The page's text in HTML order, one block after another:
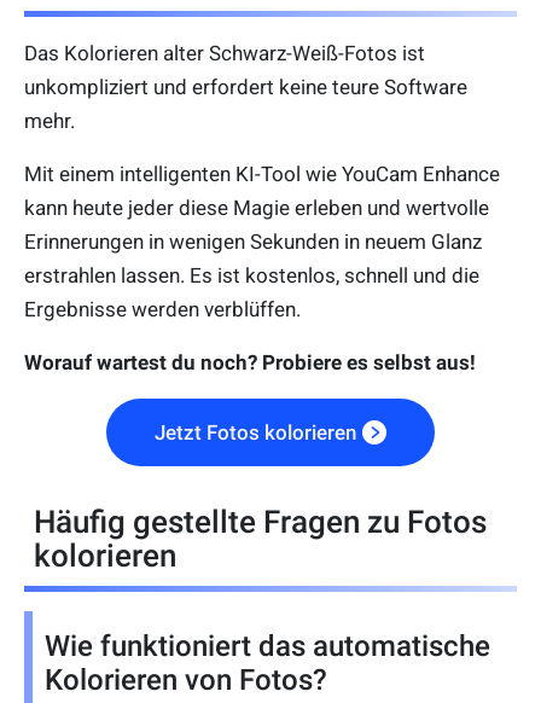
Das Kolorieren alter Schwarz-Weiß-Fotos ist
unkompliziert und erfordert keine teure Software
mehr.
Mit einem intelligenten KI-Tool wie YouCam Enhance
kann heute jeder diese Magie erleben und wertvolle
Erinnerungen in wenigen Sekunden in neuem Glanz
erstrahlen lassen. Es ist kostenlos, schnell und die
Ergebnisse werden verblüffen.
Worauf wartest du noch? Probiere es selbst aus!
Jetzt Fotos kolorieren
Häufig gestellte Fragen zu Fotos
kolorieren
Wie funktioniert das automatische
Kolorieren von Fotos?